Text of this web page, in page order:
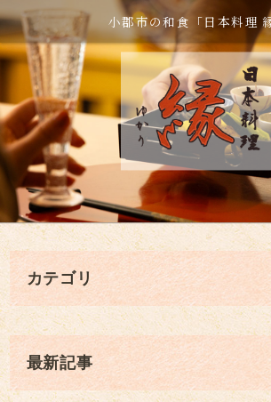
小郡市の和食「日本料理
カテゴリ
最新記事